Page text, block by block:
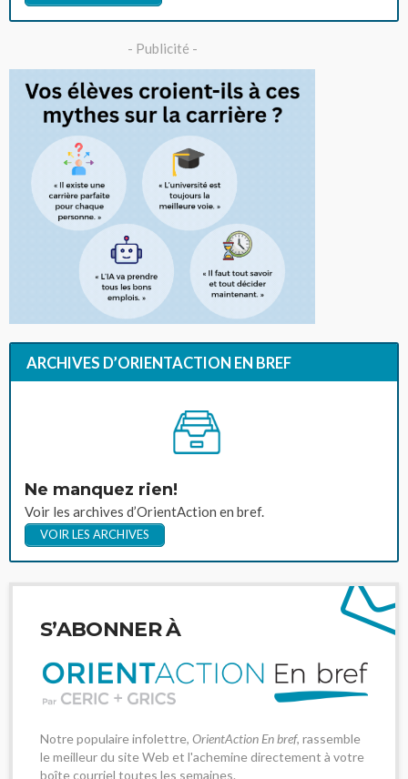
- Publicité -
ARCHIVES D’ORIENTACTION EN BREF
Ne manquez rien!
Voir les archives d’OrientAction en bref.
VOIR LES ARCHIVES
S’ABONNER À
Notre populaire infolettre, OrientAction En bref, rassemble
le meilleur du site Web et l'achemine directement à votre
boîte courriel toutes les semaines.